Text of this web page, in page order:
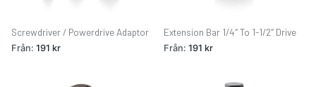
Screwdriver / Powerdrive Adaptor
Från: 191 kr
Extension Bar 1/4″ To 1-1/2″ Drive
Från: 191 kr